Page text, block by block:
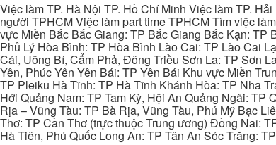
Việc làm TP. Hà Nội TP. Hồ Chí Minh Việc làm TP.
người TPHCM Việc làm part time TPHCM Tìm việc
vực Miền Bắc Bắc Giang: TP Bắc Giang Bắc Kạn:
Phủ Lý Hòa Bình: TP Hòa Bình Lào Cai: TP Lào Cai
Cái, Uông Bí, Cẩm Phả, Đông Triều Sơn La: TP Sơn
Yên, Phúc Yên Yên Bái: TP Yên Bái Khu vực Miền
TP Pleiku Hà Tĩnh: TP Hà Tĩnh Khánh Hòa: TP Nha
Hới Quảng Nam: TP Tam Kỳ, Hội An Quảng Ngãi:
Rịa – Vũng Tàu: TP Bà Rịa, Vũng Tàu, Phú Mỹ Bạc
Thơ: TP Cần Thơ (trực thuộc Trung ương) Đồng Nai:
Hà Tiên, Phú Quốc Long An: TP Tân An Sóc Trăng: